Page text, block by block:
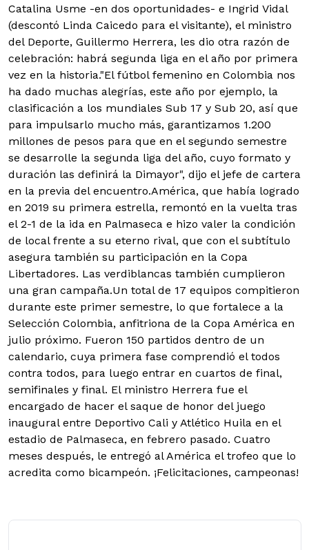
Catalina Usme -en dos oportunidades- e Ingrid Vidal
(descontó Linda Caicedo para el visitante), el ministro
del Deporte, Guillermo Herrera, les dio otra razón de
celebración: habrá segunda liga en el año por primera
vez en la historia."El fútbol femenino en Colombia nos
ha dado muchas alegrías, este año por ejemplo, la
clasificación a los mundiales Sub 17 y Sub 20, así que
para impulsarlo mucho más, garantizamos 1.200
millones de pesos para que en el segundo semestre
se desarrolle la segunda liga del año, cuyo formato y
duración las definirá la Dimayor", dijo el jefe de cartera
en la previa del encuentro.América, que había logrado
en 2019 su primera estrella, remontó en la vuelta tras
el 2-1 de la ida en Palmaseca e hizo valer la condición
de local frente a su eterno rival, que con el subtítulo
asegura también su participación en la Copa
Libertadores. Las verdiblancas también cumplieron
una gran campaña.Un total de 17 equipos compitieron
durante este primer semestre, lo que fortalece a la
Selección Colombia, anfitriona de la Copa América en
julio próximo. Fueron 150 partidos dentro de un
calendario, cuya primera fase comprendió el todos
contra todos, para luego entrar en cuartos de final,
semifinales y final. El ministro Herrera fue el
encargado de hacer el saque de honor del juego
inaugural entre Deportivo Cali y Atlético Huila en el
estadio de Palmaseca, en febrero pasado. Cuatro
meses después, le entregó al América el trofeo que lo
acredita como bicampeón. ¡Felicitaciones, campeonas!